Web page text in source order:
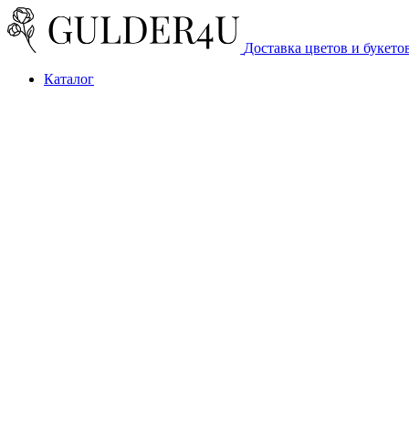
Доставка цветов и
Каталог